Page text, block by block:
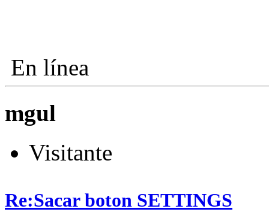
En línea
mgul
Visitante
Re:Sacar boton SETTINGS